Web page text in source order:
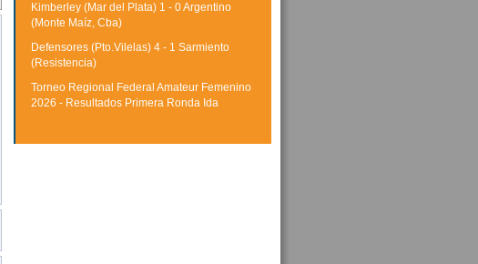
Kimberley (Mar del Plata) 1 - 0 Argentino
(Monte Maíz, Cba)
Defensores (Pto.Vilelas) 4 - 1 Sarmiento
(Resistencia)
Torneo Regional Federal Amateur Femenino
2026 - Resultados Primera Ronda Ida